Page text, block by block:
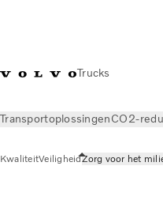
Trucks
TransportoplossingenCO2-
KwaliteitVeiligheidZorg voor het